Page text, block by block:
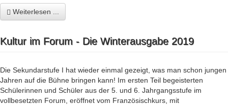
Weiterlesen ...
Kultur im Forum - Die Winterausgabe 2019
Die Sekundarstufe I hat wieder einmal gezeigt, was man schon jungen
Jahren auf die Bühne bringen kann! Im ersten Teil begeisterten
Schülerinnen und Schüler aus der 5. und 6. Jahrgangsstufe im
vollbesetzten Forum, eröffnet vom Französischkurs, mit